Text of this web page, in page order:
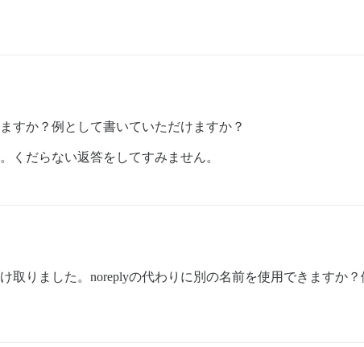
すか？例として書いていただけますか？
くだらない返答をしてすみません。
りました。noreplyの代わりに別の名前を使用できますか？